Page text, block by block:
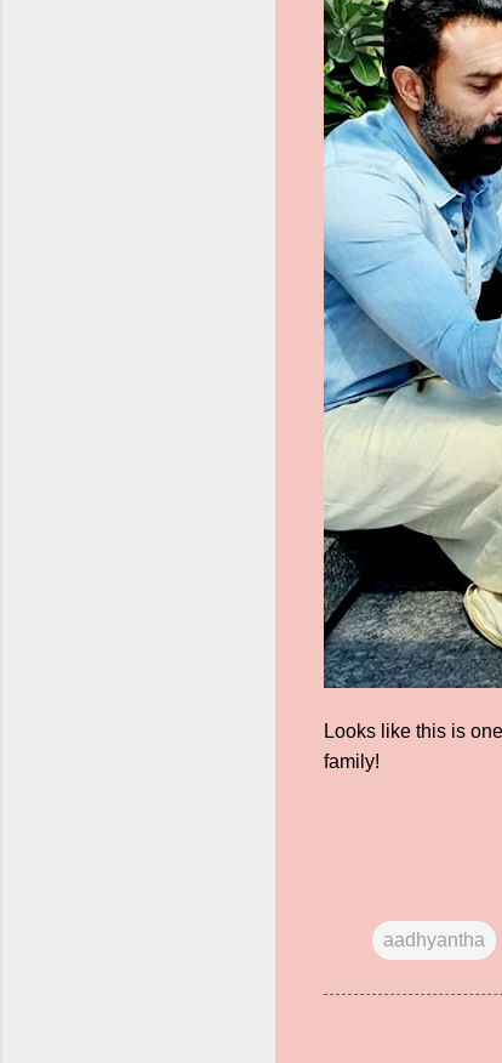
Looks like this is
family!
aadhyantha